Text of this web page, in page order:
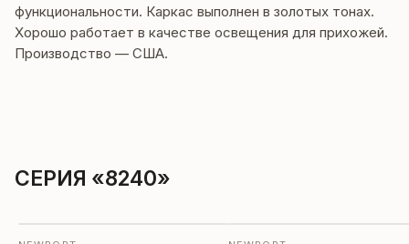
функциональности. Каркас выполнен в золотых тонах.
Хорошо работает в качестве освещения для прихожей.
Производство — США.
СЕРИЯ «8240»